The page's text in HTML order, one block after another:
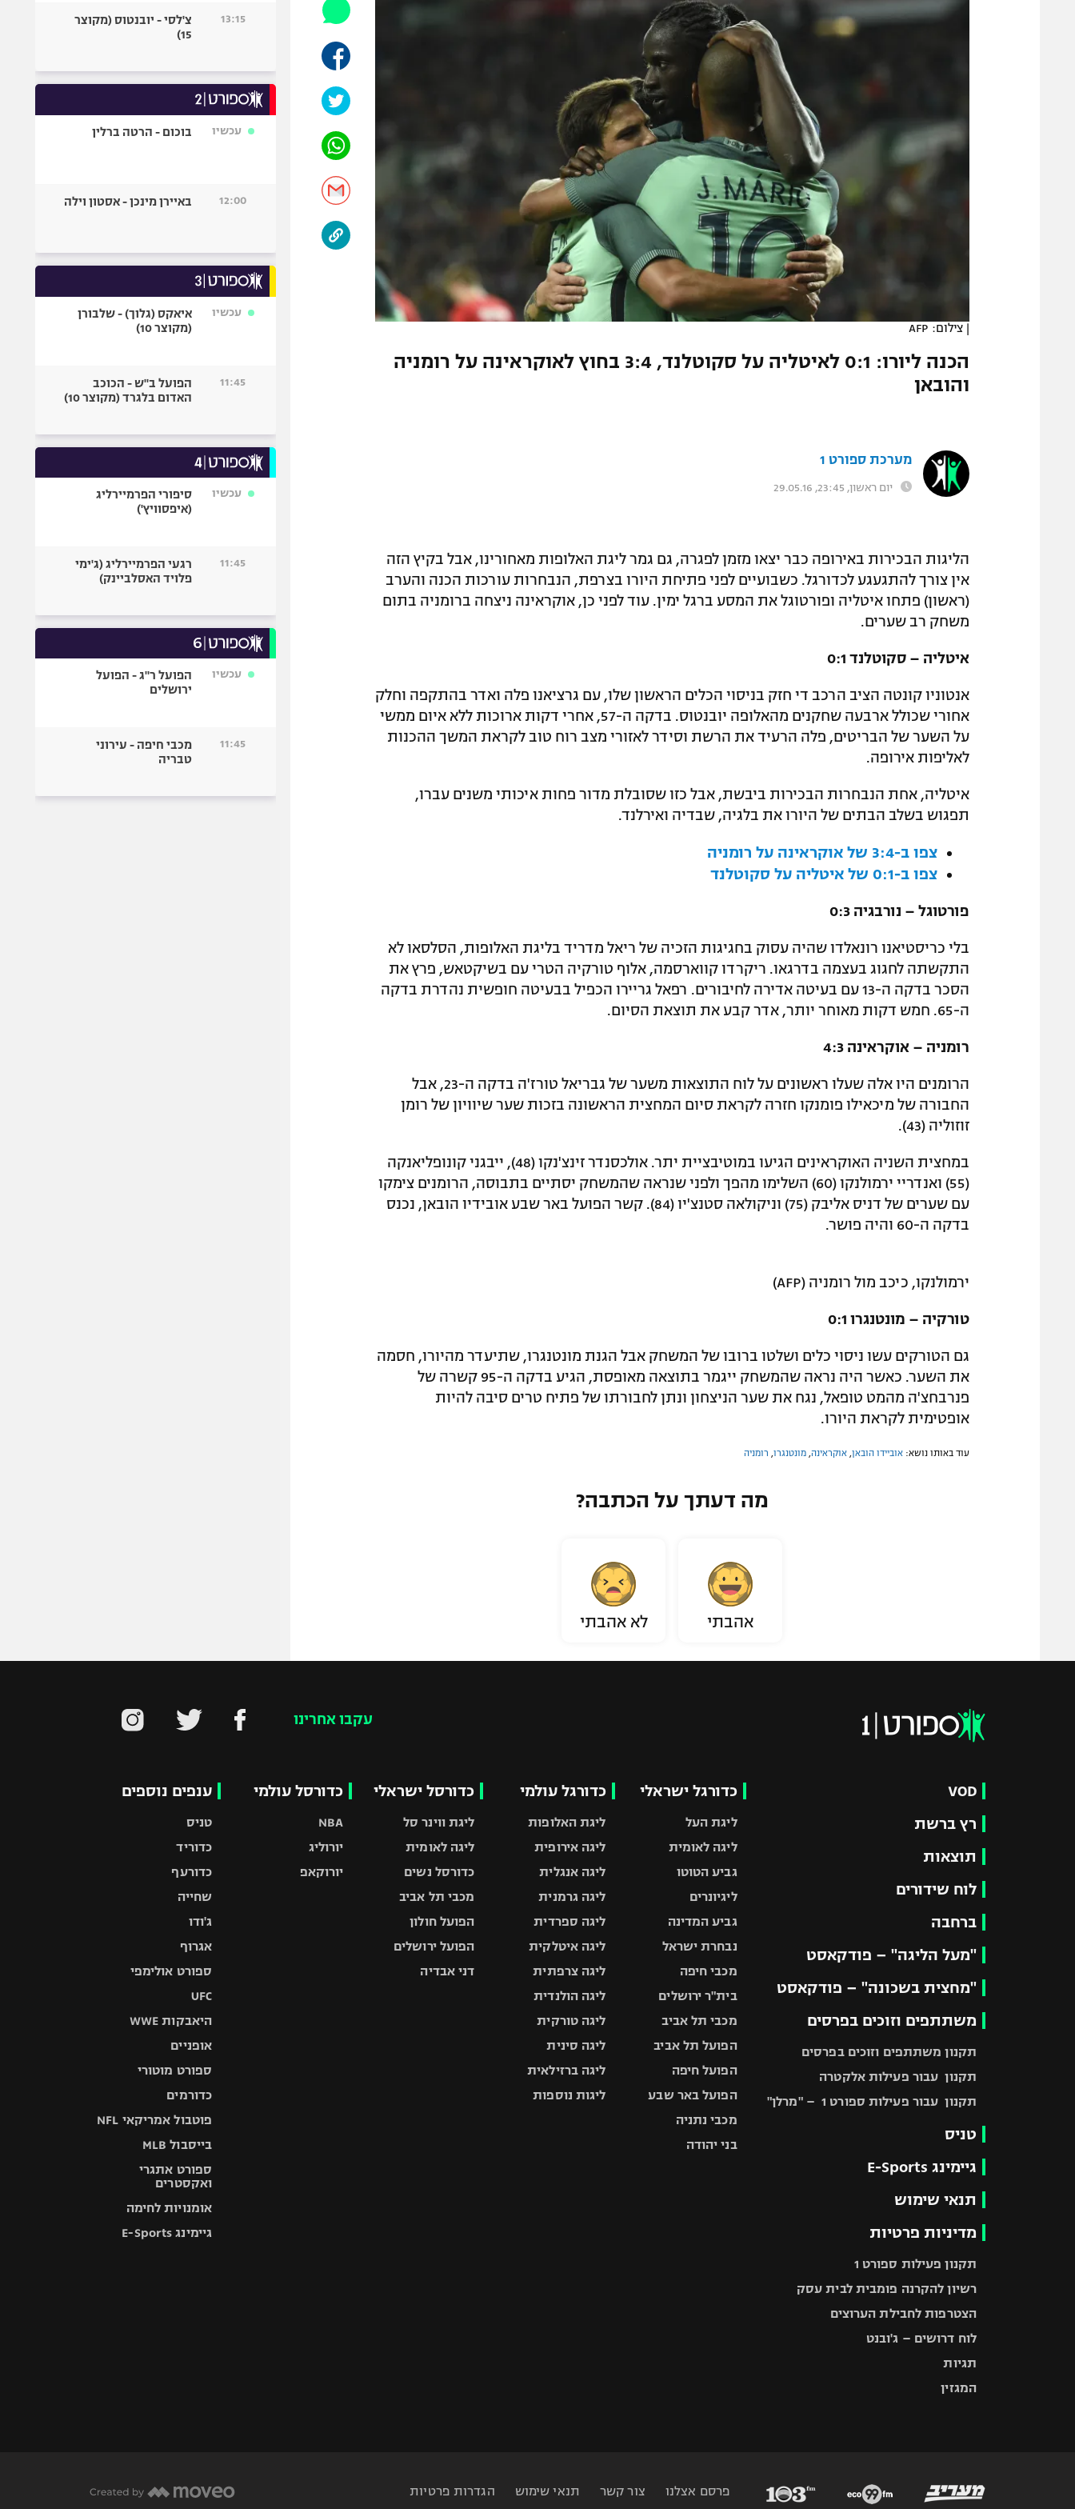
תקנון משתתפים וזוכים בפרסים
גיימינג E-Sports
מדיניות פרטיות
רשיון להקרנה פומבית לבית עסק
הצטרפות לחבילת הערוצים
לוח דרושים – ג'ובנט
המגזין
הפועל תל אביב
הפועל חיפה
הפועל באר שבע
מכבי נתניה
בני יהודה
ליגות נוספות
אופניים
כדורמים
פוטבול אמריקאי NFL
| צילום: AFP
הכנה ליורו: 0:1 לאיטליה על סקוטלנד, 3:4 בחוץ לאוקראינה על רומניה
והובאן
מערכת ספורט 1
יום ראשון, 23:45, 29.05.16
הליגות הבכירות באירופה כבר יצאו מזמן לפגרה, גם גמר ליגת האלופות מאחורינו, אבל בקיץ הזה
אין צורך להתגעגע לכדורגל. כשבועיים לפני פתיחת היורו בצרפת, הנבחרות עורכות הכנה והערב
(ראשון) פתחו איטליה ופורטוגל את המסע ברגל ימין. עוד לפני כן, אוקראינה ניצחה ברומניה בתום
משחק רב שערים.
איטליה – סקוטלנד 0:1
אנטוניו קונטה הציב הרכב די חזק בניסוי הכלים הראשון שלו, עם גרציאנו פלה ואדר בהתקפה וחלק
אחורי שכולל ארבעה שחקנים מהאלופה יובנטוס. בדקה ה-57, אחרי דקות ארוכות ללא איום ממשי
על השער של הבריטים, פלה הרעיד את הרשת וסידר לאזורי מצב רוח טוב לקראת המשך ההכנות
לאליפות אירופה.
איטליה, אחת הנבחרות הבכירות ביבשת, אבל כזו שסובלת מדור פחות איכותי משנים עברו,
תפגוש בשלב הבתים של היורו את בלגיה, שבדיה ואירלנד.
צפו ב-3:4 של אוקראינה על רומניה
צפו ב-0:1 של איטליה על סקוטלנד
פורטוגל – נורבגיה 0:3
בלי כריסטיאנו רונאלדו שהיה עסוק בחגיגות הזכיה של ריאל מדריד בליגת האלופות, הסלסאו לא
התקשתה לחגוג בעצמה בדרגאו. ריקרדו קווארסמה, אלוף טורקיה הטרי עם בשיקטאש, פרץ את
הסכר בדקה ה-13 עם בעיטה אדירה לחיבורים. רפאל גריירו הכפיל בבעיטה חופשית נהדרת בדקה
ה-65. חמש דקות מאוחר יותר, אדר קבע את תוצאת הסיום.
רומניה – אוקראינה 4:3
הרומנים היו אלה שעלו ראשונים על לוח התוצאות משער של גבריאל טורז'ה בדקה ה-23, אבל
החבורה של מיכאילו פומנקו חזרה לקראת סיום המחצית הראשונה בזכות שער שיוויון של רומן
זוזוליה (43).
במחצית השניה האוקראינים הגיעו במוטיבציית יתר. אולכסנדר זינצ'נקו (48), ייבגני קונופליאנקה
(55) ואנדריי ירמולנקו (60) השלימו מהפך ולפני שנראה שהמשחק יסתיים בתבוסה, הרומנים צימקו
עם שערים של דניס אליבק (75) וניקולאה סטנצ'יו (84). קשר הפועל באר שבע אובידיו הובאן, נכנס
בדקה ה-60 והיה פושר.
ירמולנקו, כיכב מול רומניה (AFP)
טורקיה – מונטנגרו 0:1
גם הטורקים עשו ניסוי כלים ושלטו ברובו של המשחק אבל הגנת מונטנגרו, שתיעדר מהיורו, חסמה
את השער. כאשר היה נראה שהמשחק ייגמר בתוצאה מאופסת, הגיע בדקה ה-95 קשרה של
פנרבחצ'ה מהמט טופאל, נגח את שער הניצחון ונתן לחבורתו של פתיח טרים סיבה להיות
אופטימית לקראת היורו.
עוד באותו נושא: אוביידו הובאן אוקראינה מונטנגרו רומניה
מה דעתך על הכתבה?
אהבתי לא אהבתי
13:15
צ'לסי - יובנטוס (מקוצר
15)
עכשיו בוכום - הרטה ברלין
12:00 באיירן מינכן - אסטון וילה
עכשיו
איאקס (גלוך) - שלבורן
(מקוצר 10)
11:45
הפועל ב"ש - הכוכב
האדום בלגרד (מקוצר 10)
עכשיו
סיפורי הפרמיירליג
(איפסוויץ')
11:45
רגעי הפרמיירליג (ג'ימי
פלויד האסלביינק)
עכשיו
הפועל ר"ג - הפועל
ירושלים
11:45
מכבי חיפה - עירוני
טבריה
עקבו אחרינו
VOD
רץ ברשת
תוצאות
לוח שידורים
ברחבה
"מעל הליגה" – פודקאסט
"מחצית בשכונה" – פודקאסט
משתתפים וזוכים בפרסים
תקנון משתתפים וזוכים בפרסים
תקנון עבור פעילות אלקטרה
תקנון עבור פעילות ספורט 1 – "מרלן"
טניס
גיימינג E-Sports
תנאי שימוש
מדיניות פרטיות
תקנון פעילות ספורט 1
רשיון להקרנה פומבית לבית עסק
הצטרפות לחבילת הערוצים
לוח דרושים – ג'ובנט
תגיות
המגזין
כדורגל ישראלי
ליגת העל
ליגה לאומית
גביע הטוטו
ליגיונרים
גביע המדינה
נבחרת ישראל
מכבי חיפה
בית"ר ירושלים
מכבי תל אביב
הפועל תל אביב
הפועל חיפה
הפועל באר שבע
מכבי נתניה
בני יהודה
כדורגל עולמי
ליגת האלופות
ליגה אירופית
ליגה אנגלית
ליגה גרמנית
ליגה ספרדית
ליגה איטלקית
ליגה צרפתית
ליגה הולנדית
ליגה טורקית
ליגה סינית
ליגה ברזילאית
ליגות נוספות
כדורסל ישראלי
ליגת ווינר סל
ליגה לאומית
כדורסל נשים
מכבי תל אביב
הפועל חולון
הפועל ירושלים
דני אבדיה
כדורסל עולמי
NBA
יורוליג
יורוקאפ
ענפים נוספים
טניס
כדוריד
כדורעף
שחייה
ג'ודו
אגרוף
ספורט אולימפי
UFC
היאבקות WWE
אופניים
ספורט מוטורי
כדורמים
פוטבול אמריקאי NFL
בייסבול MLB
ספורט אתגרי
ואקסטרים
אומנויות לחימה
גיימינג E-Sports
פרסם אצלנו צור קשר תנאי שימוש הגדרות פרטיות